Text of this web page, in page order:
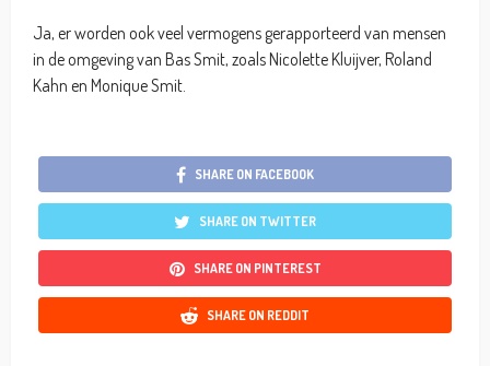
Ja, er worden ook veel vermogens gerapporteerd van mensen
in de omgeving van Bas Smit, zoals Nicolette Kluijver, Roland
Kahn en Monique Smit.
SHARE ON FACEBOOK
SHARE ON TWITTER
SHARE ON PINTEREST
SHARE ON REDDIT